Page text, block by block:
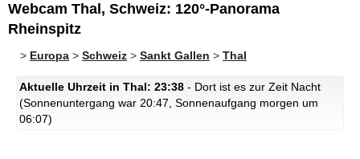
Webcam Thal, Schweiz: 120°-Panorama
Rheinspitz
> Europa > Schweiz > Sankt Gallen > Thal
Aktuelle Uhrzeit in Thal: 23:38 - Dort ist es zur Zeit Nacht
(Sonnenuntergang war 20:47, Sonnenaufgang morgen um
06:07)